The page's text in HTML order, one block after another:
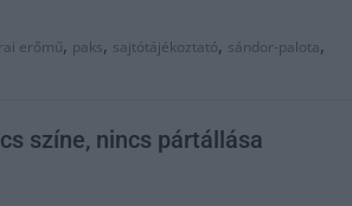
erőmű, paks, sajtótájékoztató, sándor-palota,
színe, nincs pártállása